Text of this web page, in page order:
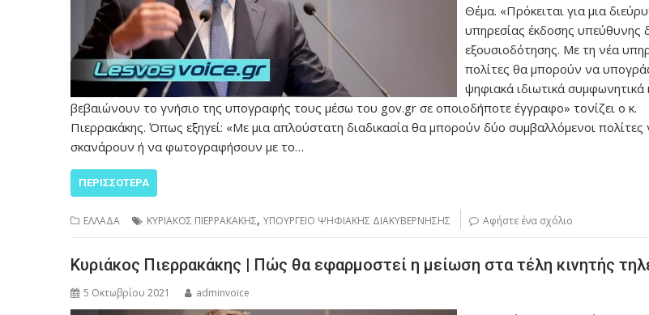
Θέμα. «Πρόκειται για μια
υπηρεσίας έκδοσης υπεύθυνης
εξουσιοδότησης. Με τη νέα
πολίτες θα μπορούν να
ψηφιακά ιδιωτικά συμφωνητικά
βεβαιώνουν το γνήσιο της υπογραφής τους μέσω του gov.gr σε οποιοδήποτε έγγραφο» τονίζει ο κ.
Πιερρακάκης. Όπως εξηγεί: «Με μια απλούστατη διαδικασία θα μπορούν δύο συμβαλλόμενοι πολίτες
σκανάρουν ή να φωτογραφήσουν με το…
ΠΕΡΙΣΣΌΤΕΡΑ
ΕΛΛΑΔΑ ΚΥΡΙΑΚΟΣ ΠΙΕΡΡΑΚΑΚΗΣ, ΥΠΟΥΡΓΕΙΟ ΨΗΦΙΑΚΗΣ ΔΙΑΚΥΒΕΡΝΗΣΗΣ Αφήστε ένα σχόλιο
Κυριάκος Πιερρακάκης | Πώς θα εφαρμοστεί η μείωση στα τέλη κινητής
5 Οκτωβρίου 2021 adminvoice